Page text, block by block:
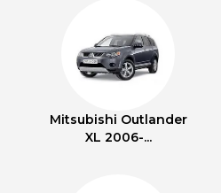
Mitsubishi Outlander
XL 2006-...